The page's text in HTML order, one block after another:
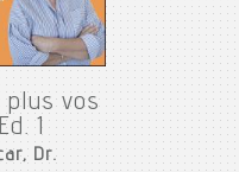
plus vos
1
Dr.